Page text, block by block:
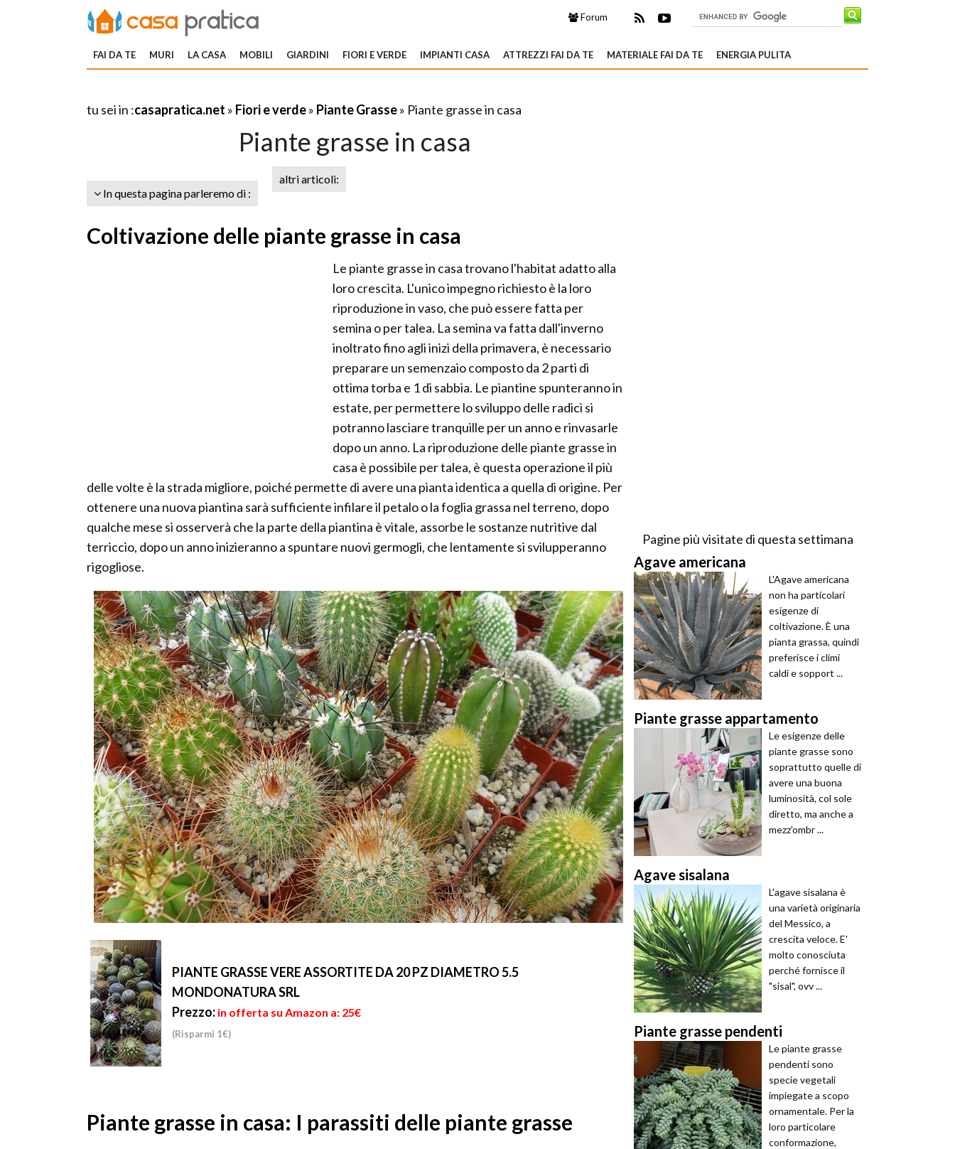
Forum
FAI DA TE MURI LA CASA MOBILI GIARDINI FIORI E VERDE IMPIANTI CASA ATTREZZI FAI DA TE MATERIALE FAI DA TE ENERGIA PULITA
tu sei in :casapratica.net » Fiori e verde» Piante Grasse» Piante grasse in casa
Piante grasse in casa
In questa pagina parleremo di :
altri articoli:
Coltivazione delle piante grasse in casa
Le piante grasse in casa trovano l'habitat adatto alla
loro crescita. L'unico impegno richiesto è la loro
riproduzione in vaso, che può essere fatta per
semina o per talea. La semina va fatta dall'inverno
inoltrato fino agli inizi della primavera, è necessario
preparare un semenzaio composto da 2 parti di
ottima torba e 1 di sabbia. Le piantine spunteranno in
estate, per permettere lo sviluppo delle radici si
potranno lasciare tranquille per un anno e rinvasarle
dopo un anno. La riproduzione delle piante grasse in
casa è possibile per talea, è questa operazione il più
delle volte è la strada migliore, poiché permette di avere una pianta identica a quella di origine. Per
ottenere una nuova piantina sarà sufficiente infilare il petalo o la foglia grassa nel terreno, dopo
qualche mese si osserverà che la parte della piantina è vitale, assorbe le sostanze nutritive dal
terriccio, dopo un anno inizieranno a spuntare nuovi germogli, che lentamente si svilupperanno
rigogliose.
PIANTE GRASSE VERE ASSORTITE DA 20 PZ DIAMETRO 5.5
MONDONATURA SRL
Prezzo: in offerta su Amazon a: 25€
(Risparmi 1€)
Piante grasse in casa: I parassiti delle piante grasse
Pagine più visitate di questa settimana
Agave americana
L'Agave americana
non ha particolari
esigenze di
coltivazione. È una
pianta grassa, quindi
preferisce i climi
caldi e sopport ...
Piante grasse appartamento
Le esigenze delle
piante grasse sono
soprattutto quelle di
avere una buona
luminosità, col sole
diretto, ma anche a
mezz'ombr ...
Agave sisalana
L'agave sisalana è
una varietà originaria
del Messico, a
crescita veloce. E'
molto conosciuta
perché fornisce il
"sisal", ovv ...
Piante grasse pendenti
Le piante grasse
pendenti sono
specie vegetali
impiegate a scopo
ornamentale. Per la
loro particolare
conformazione,